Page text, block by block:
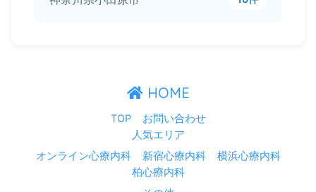
HOME
TOP
お問い合わせ
人気エリア
オンライン心療内科
新宿心療内科
横浜心療内科
柏心療内科